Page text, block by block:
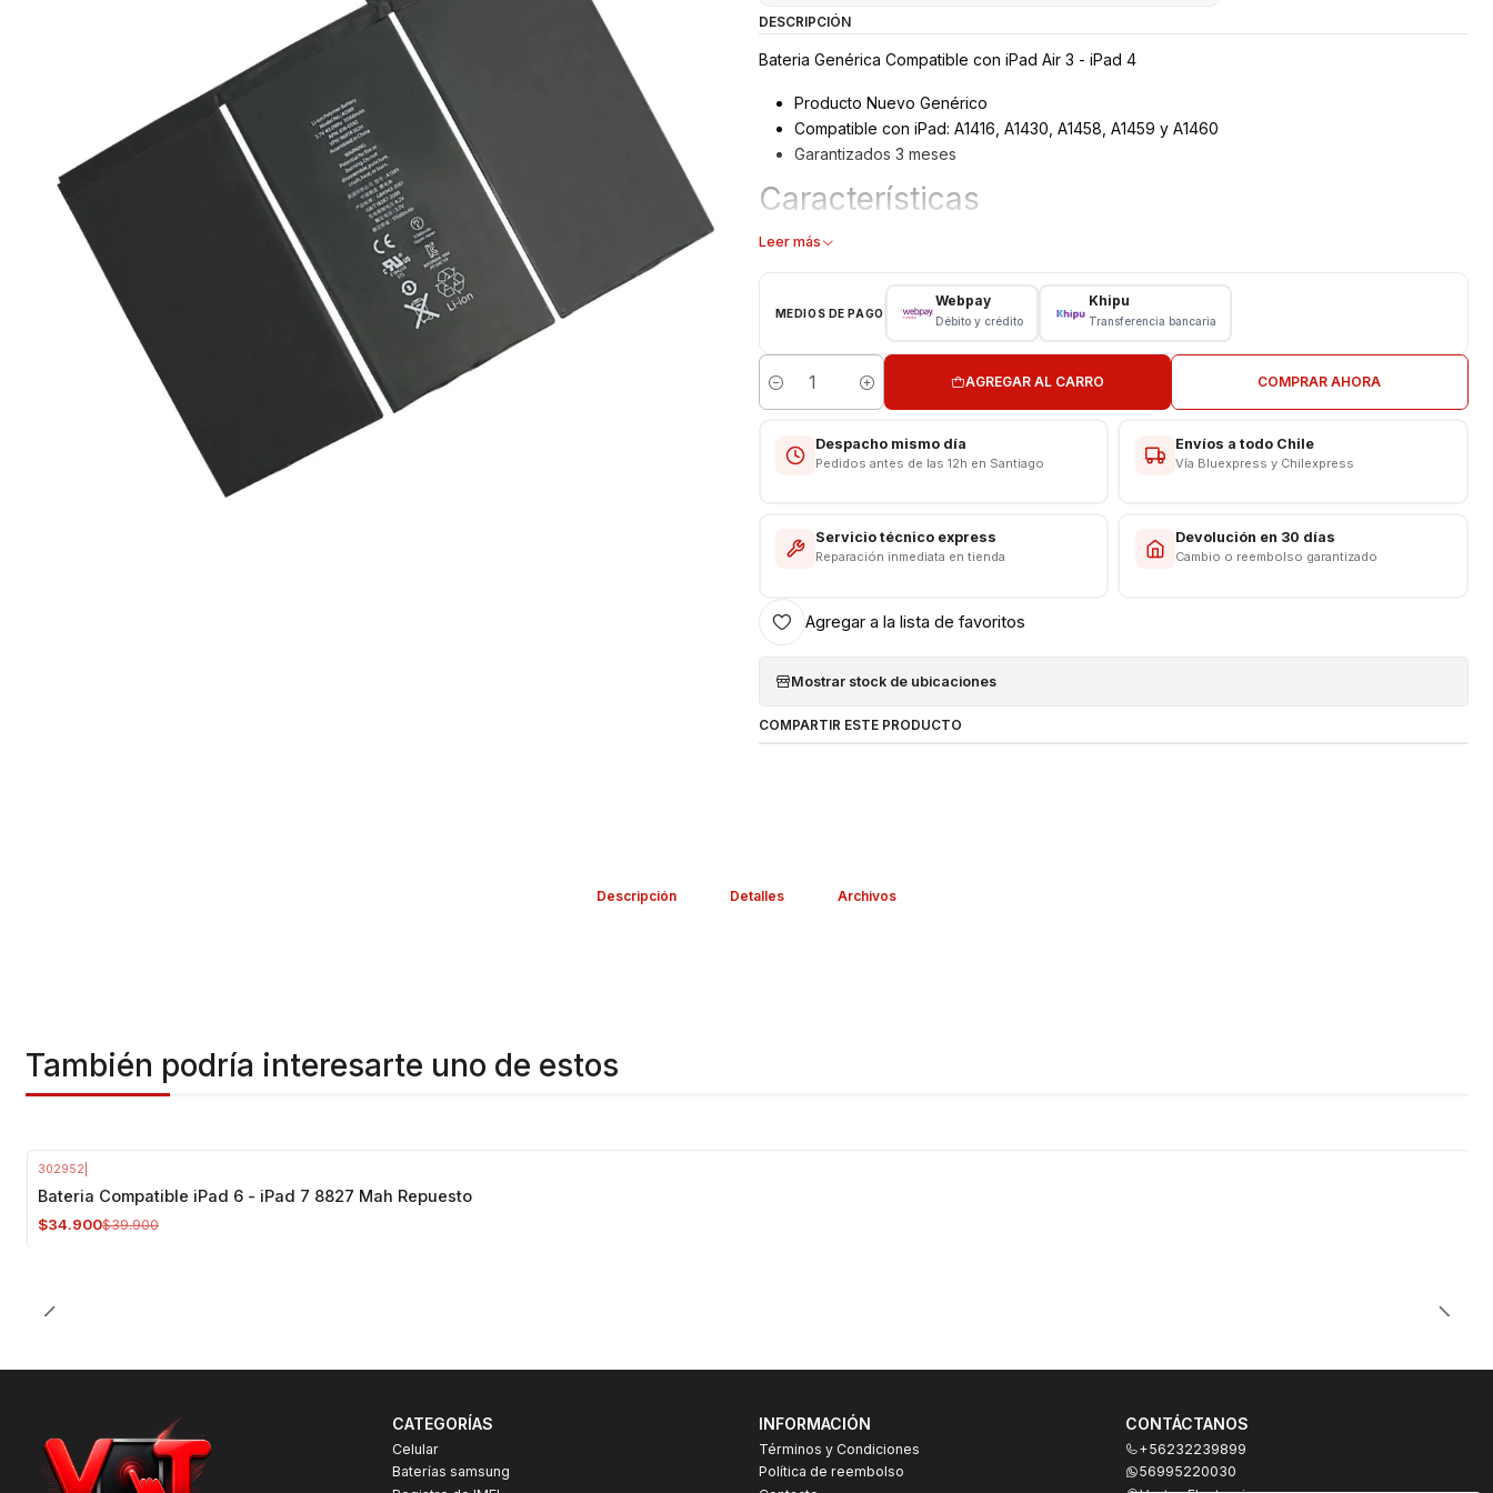
DESCRIPCIÓN
Bateria Genérica Compatible con iPad Air 3 - iPad 4
Producto Nuevo Genérico
Compatible con iPad: A1416, A1430, A1458, A1459 y A1460
Garantizados 3 meses
Características
Bateria Reemplazo Ipad
Capacidad: 11.560 mAh
Límite Voltaje: 4.4v
CONSULTE POR INSTALACIÓN EN TIENDA
Somos VENTAS ELECTRONICAS
Leer más
MEDIOS DE PAGO
Webpay
Débito y crédito
Khipu
Transferencia bancaria
Cantidad
AGREGAR AL CARRO COMPRAR AHORA
Despacho mismo día
Pedidos antes de las 12h en Santiago
Envíos a todo Chile
Vía Bluexpress y Chilexpress
Servicio técnico express
Reparación inmediata en tienda
Devolución en 30 días
Cambio o reembolso garantizado
Agregar a la lista de favoritos
Mostrar stock de ubicaciones
COMPARTIR ESTE PRODUCTO
Descripción Detalles Archivos
También podría interesarte uno de estos
302952
Bateria Compatible iPad 6 - iPad 7 8827 Mah Repuesto
$34.900$39.900
CATEGORÍAS
Celular
Baterías samsung
INFORMACIÓN
Términos y Condiciones
Política de reembolso
CONTÁCTANOS
+56232239899
56995220030